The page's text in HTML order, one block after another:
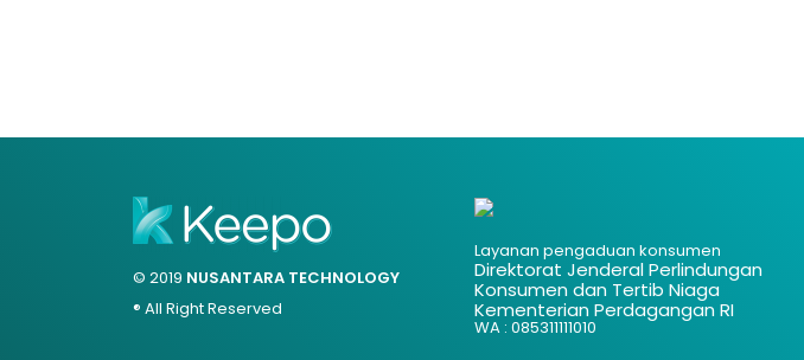
© 2019 NUSANTARA TECHNOLOGY
® All Right Reserved
Layanan pengaduan konsumen
Direktorat Jenderal Perlindungan
Konsumen dan Tertib Niaga
Kementerian Perdagangan RI
WA : 085311111010